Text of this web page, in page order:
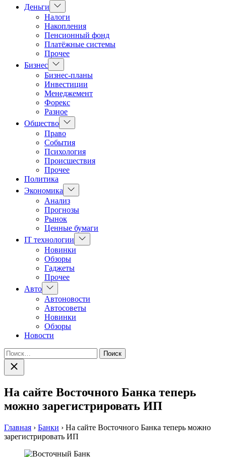
Деньги
Показать
подменю
Налоги
Накопления
Пенсионный фонд
Платёжные системы
Прочее
Бизнес Показать
подменю
Бизнес-планы
Инвестиции
Менеджемент
Форекс
Разное
Общество Показать
подменю
Право
События
Психология
Происшествия
Прочее
Политика
Экономика
Показать
подменю
Анализ
Прогнозы
Рынок
Ценные бумаги
IT технологии
Показать
подменю
Новинки
Обзоры
Гаджеты
Прочее
Авто Показать
подменю
Автоновости
Автосоветы
Новинки
Обзоры
Новости
Найти:
Закрыть
поиск
На сайте Восточного Банка теперь
можно зарегистрировать ИП
Главная › Банки › На сайте Восточного Банка теперь можно
зарегистрировать ИП